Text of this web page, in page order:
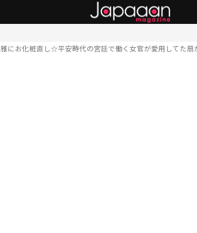
雅にお化粧直し☆平安時代の宮廷で働く女官が愛用してた